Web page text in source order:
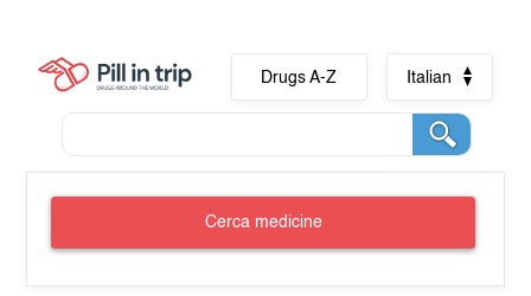
Drugs A-Z Italian
Cerca medicine